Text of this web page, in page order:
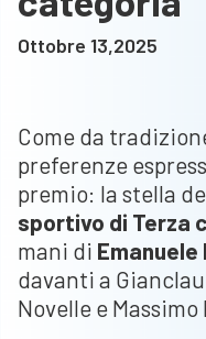
Ottobre 13,2025
Come da
preferenze
premio: la stella
sportivo di Terza
mani di Emanuele
davanti a
Novelle e